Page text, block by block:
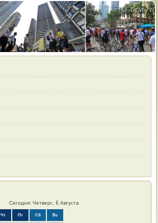
Сегодня: Четверг, 6 Августа
Чт Пт Сб Вс